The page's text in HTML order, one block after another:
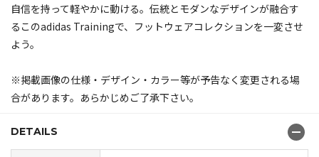
自信を持って軽やかに動ける。伝統とモダンなデザインが融合す
るこのadidas Trainingで、フットウェアコレクションを一変させ
よう。
※掲載画像の仕様・デザイン・カラー等が予告なく変更される場
合があります。あらかじめご了承下さい。
DETAILS